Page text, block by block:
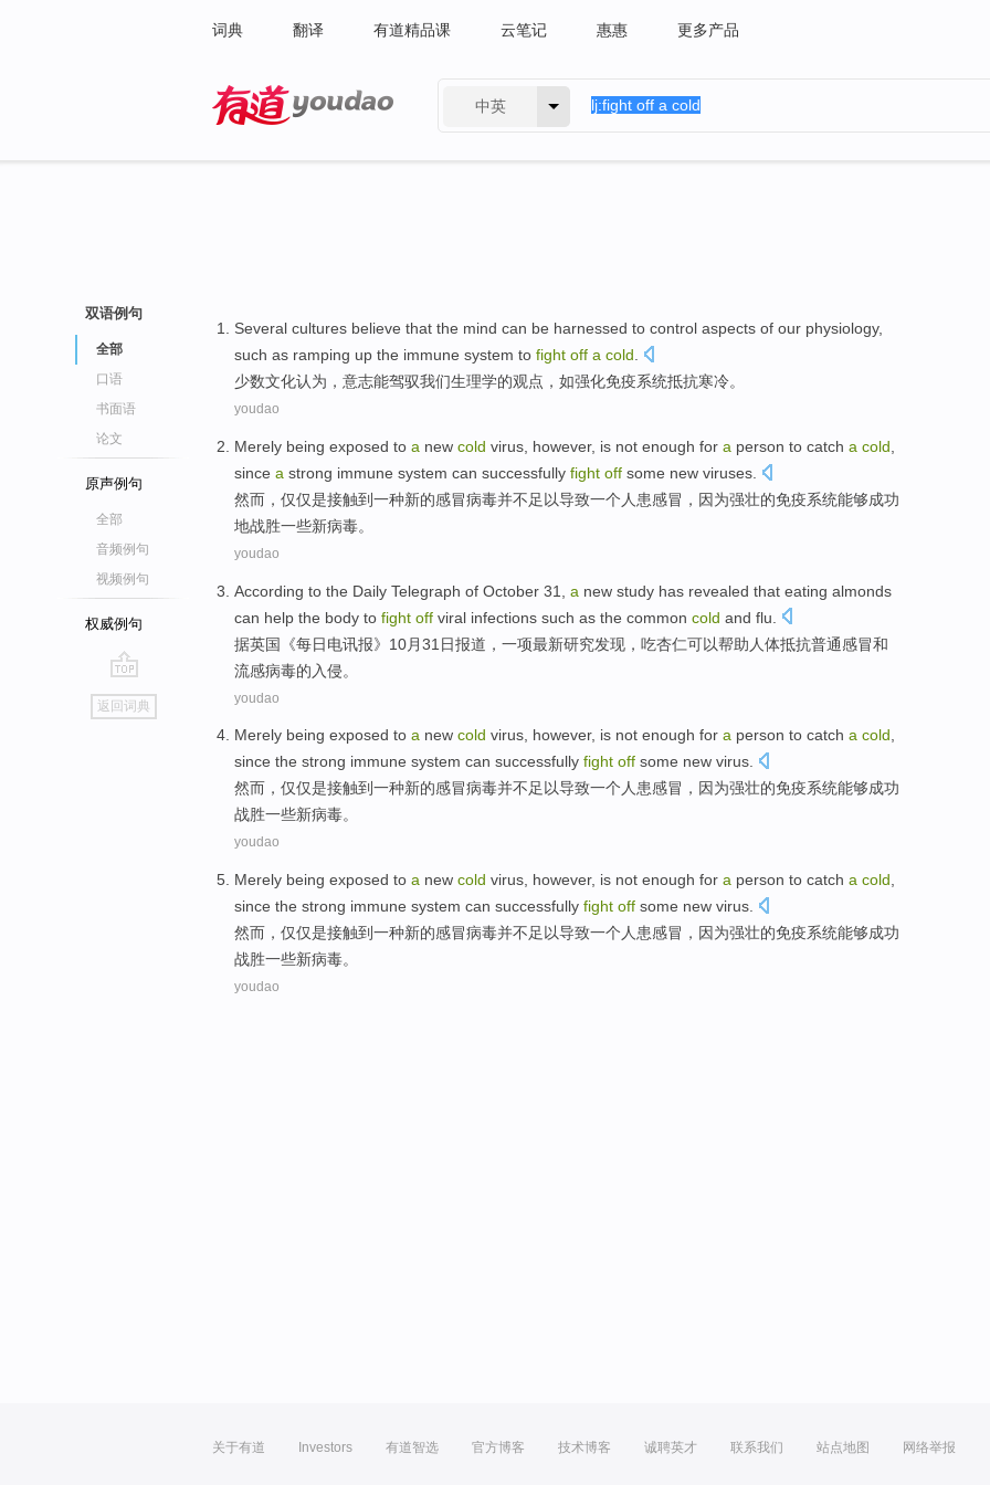
词典 翻译 有道精品课 云笔记 惠惠 更多产品
中英
双语例句
全部
口语
书面语
论文
原声例句
全部
音频例句
视频例句
权威例句
go
top
返回词典
Several cultures believe that the mind can be harnessed to control aspects of our physiology,
such as ramping up the immune system to fight off a cold
少数文化认为 ， 意志能驾驭我们生理学的观点， 如强化免疫系统抵抗寒冷。
youdao
Merely being exposed to a new cold virus however, is not enough for a person to catch a cold
since a strong immune system can successfully fight off some new viruses
然而 ， 仅仅是接触到一种新的感冒病毒并不足以导致一个 人 患感冒， 因为强壮的免疫系统能够成功
地战胜一些新病毒。
youdao
According to the Daily Telegraph of October 31 a new study has revealed that eating almonds
can help the body to fight off viral infections such as the common cold and flu
据英国 《每日电讯报》 10月31日报道， 一项最新研究发现 ， 吃杏仁可以帮助 人体抵抗普通感冒和
流感病毒的 入侵。
youdao
Merely being exposed to a new cold virus, however, is not enough for a person to catch a cold,
since the strong immune system can successfully fight off some new virus.
然而 ， 仅仅是接触到一种新的感冒病毒并不足以导致一个人患感冒， 因为强壮的免疫系统能够成功
战胜一些新病毒。
youdao
Merely being exposed to a new cold virus however, is not enough for a person to catch a cold
since the strong immune system can successfully fight off some new virus
然而 ， 仅仅是接触到一种新的感冒病毒并不足以导致一个 人 患感冒， 因为强壮的免疫系统能够成功
战胜一些新病毒。
youdao
关于有道 Investors 有道智选 官方博客 技术博客 诚聘英才 联系我们 站点地图 网络举报